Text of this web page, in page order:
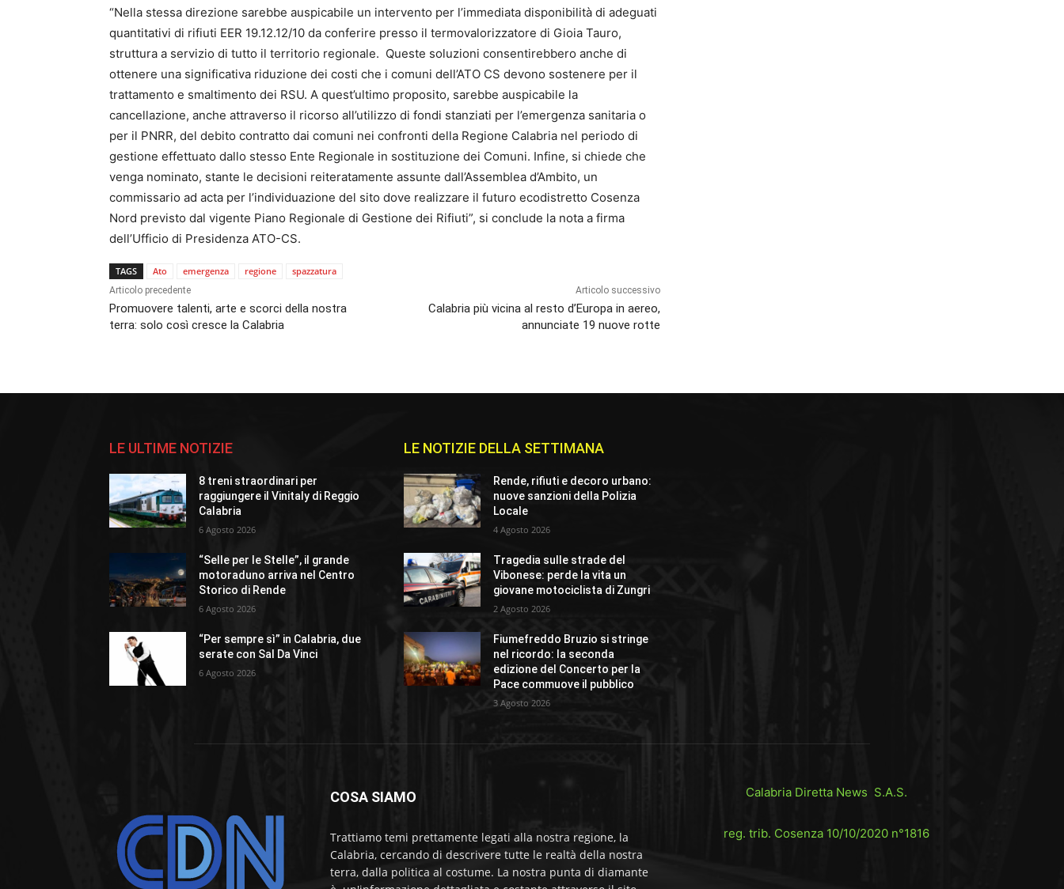
“Nella stessa direzione sarebbe auspicabile un intervento per l’immediata disponibilità di adeguati
quantitativi di rifiuti EER 19.12.12/10 da conferire presso il termovalorizzatore di Gioia Tauro,
struttura a servizio di tutto il territorio regionale. Queste soluzioni consentirebbero anche di
ottenere una significativa riduzione dei costi che i comuni dell’ATO CS devono sostenere per il
trattamento e smaltimento dei RSU. A quest’ultimo proposito, sarebbe auspicabile la
cancellazione, anche attraverso il ricorso all’utilizzo di fondi stanziati per l’emergenza sanitaria o
per il PNRR, del debito contratto dai comuni nei confronti della Regione Calabria nel periodo di
gestione effettuato dallo stesso Ente Regionale in sostituzione dei Comuni. Infine, si chiede che
venga nominato, stante le decisioni reiteratamente assunte dall’Assemblea d’Ambito, un
commissario ad acta per l’individuazione del sito dove realizzare il futuro ecodistretto Cosenza
Nord previsto dal vigente Piano Regionale di Gestione dei Rifiuti”, si conclude la nota a firma
dell’Ufficio di Presidenza ATO-CS.
TAGS Ato emergenza regione spazzatura
Articolo precedente
Promuovere talenti, arte e scorci della nostra
terra: solo così cresce la Calabria
Articolo successivo
Calabria più vicina al resto d’Europa in aereo,
annunciate 19 nuove rotte
LE ULTIME NOTIZIE
8 treni straordinari per
raggiungere il Vinitaly di Reggio
Calabria
6 Agosto 2026
“Selle per le Stelle”, il grande
motoraduno arriva nel Centro
Storico di Rende
6 Agosto 2026
“Per sempre sì” in Calabria, due
serate con Sal Da Vinci
6 Agosto 2026
LE NOTIZIE DELLA SETTIMANA
Rende, rifiuti e decoro urbano:
nuove sanzioni della Polizia
Locale
4 Agosto 2026
Tragedia sulle strade del
Vibonese: perde la vita un
giovane motociclista di Zungri
2 Agosto 2026
Fiumefreddo Bruzio si stringe
nel ricordo: la seconda
edizione del Concerto per la
Pace commuove il pubblico
3 Agosto 2026
COSA SIAMO
Trattiamo temi prettamente legati alla nostra regione, la
Calabria, cercando di descrivere tutte le realtà della nostra
terra, dalla politica al costume. La nostra punta di diamante
Calabria Diretta News S.A.S.
reg. trib. Cosenza 10/10/2020 n°1816